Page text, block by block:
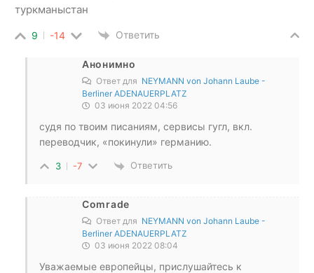
туркманыстан
9 -14 Ответить
Анонимно
Ответ для NEYMANN von Johann Laube -
Berliner ADENAUERPLATZ
03 июня 2022 04:56
судя по твоим писаниям, сервисы гугл, вкл.
переводчик, «покинули» германию.
3 -7 Ответить
Comrade
Ответ для NEYMANN von Johann Laube -
Berliner ADENAUERPLATZ
03 июня 2022 08:04
Уважаемые европейцы, прислушайтесь к